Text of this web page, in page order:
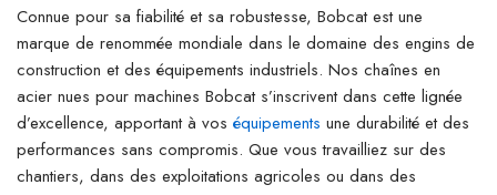
Connue pour sa fiabilité et sa robustesse, Bobcat est une
marque de renommée mondiale dans le domaine des engins de
construction et des équipements industriels. Nos chaînes en
acier nues pour machines Bobcat s’inscrivent dans cette lignée
d’excellence, apportant à vos équipements une durabilité et des
performances sans compromis. Que vous travailliez sur des
chantiers, dans des exploitations agricoles ou dans des